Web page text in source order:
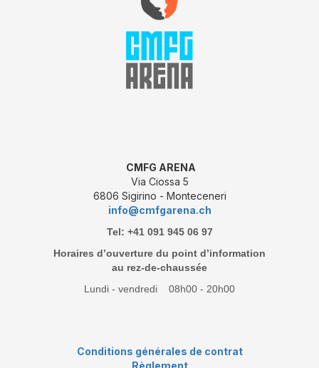
CMFG ARENA
Via Ciossa 5
6806 Sigirino - Monteceneri
info@cmfgarena.ch
Tel: +41 091 945 06 97
Horaires d’ouverture du point d’information
au rez-de-chaussée
Lundi - vendredi 08h00 - 20h00
Conditions générales de contrat
Règlement